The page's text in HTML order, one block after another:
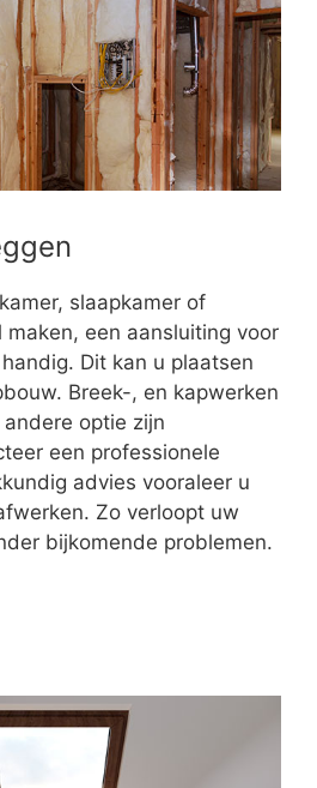
slaapkamer of
een aansluiting voor
Dit kan u plaatsen
Breek-, en kapwerken
optie zijn
een professionele
advies vooraleer u
Zo verloopt uw
bijkomende problemen.